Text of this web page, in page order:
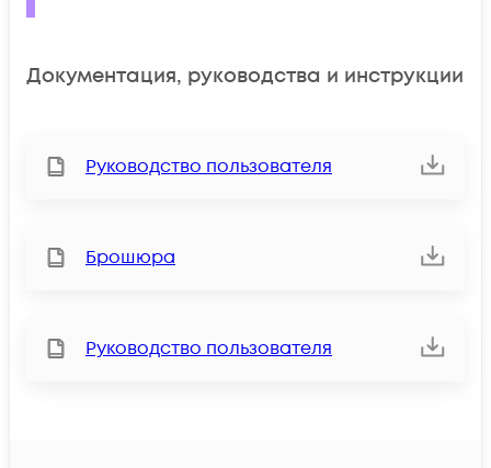
Документация, руководства и инструкции
Руководство пользователя
Брошюра
Руководство пользователя